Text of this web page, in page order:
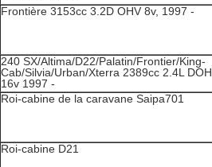
Frontière 3153cc 3.2D OHV 8v, 1997 -
240 SX/Altima/D22/Palatin/Frontier/King-
Cab/Silvia/Urban/Xterra 2389cc 2.4L
16v 1997 -
Roi-cabine de la caravane Saipa701
Roi-cabine D21